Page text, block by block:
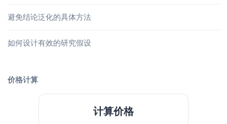
避免结论泛化的具体方法
如何设计有效的研究假设
价格计算